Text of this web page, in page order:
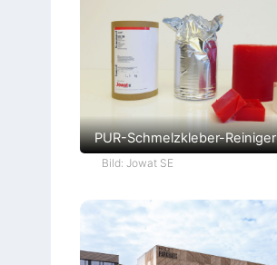
PUR-Schmelzkleber-Reiniger
Bild: Jowat SE